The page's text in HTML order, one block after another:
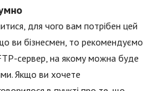
для чого вам потрібен цей
ви бізнесмен, то рекомендуємо
сервер, на якому можна буде
Якщо ви хочете